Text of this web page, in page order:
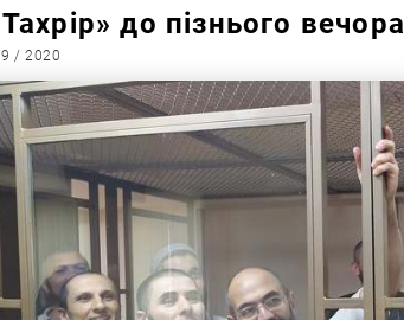
до пізнього вечора
/ 2020